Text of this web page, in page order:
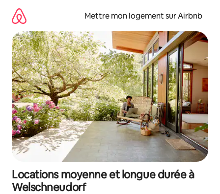
directement
contenu
Mettre mon logement sur Airbnb
Locations moyenne et longue durée à
Welschneudorf